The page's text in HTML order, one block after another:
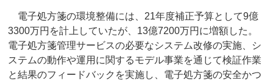
電子処方箋の環境整備には、21年度補正予算として9億
3300万円を計上していたが、13億7200万円に増額した。
電子処方箋管理サービスの必要なシステム改修の実施、シ
ステムの動作や運用に関するモデル事業を通じて検証作業
と結果のフィードバックを実施し、電子処方箋の安全かつ